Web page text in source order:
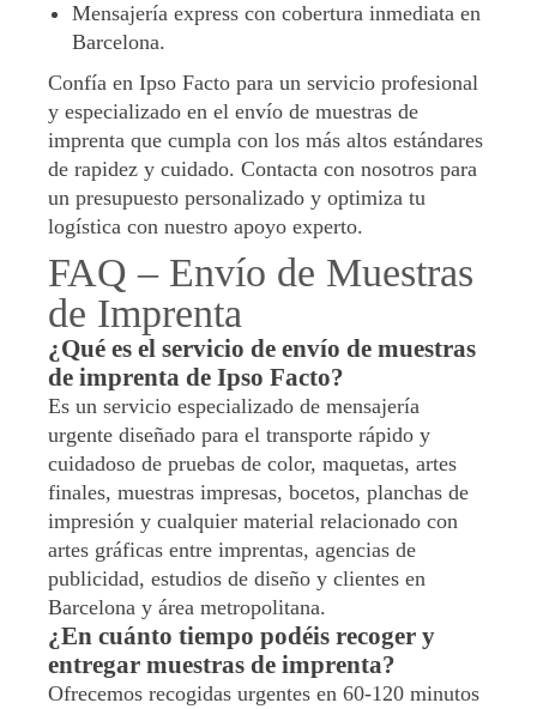
Mensajería express con cobertura inmediata en
Barcelona.
Confía en Ipso Facto para un servicio profesional
y especializado en el envío de muestras de
imprenta que cumpla con los más altos estándares
de rapidez y cuidado. Contacta con nosotros para
un presupuesto personalizado y optimiza tu
logística con nuestro apoyo experto.
FAQ – Envío de Muestras
de Imprenta
¿Qué es el servicio de envío de muestras
de imprenta de Ipso Facto?
Es un servicio especializado de mensajería
urgente diseñado para el transporte rápido y
cuidadoso de pruebas de color, maquetas, artes
finales, muestras impresas, bocetos, planchas de
impresión y cualquier material relacionado con
artes gráficas entre imprentas, agencias de
publicidad, estudios de diseño y clientes en
Barcelona y área metropolitana.
¿En cuánto tiempo podéis recoger y
entregar muestras de imprenta?
Ofrecemos recogidas urgentes en 60-120 minutos